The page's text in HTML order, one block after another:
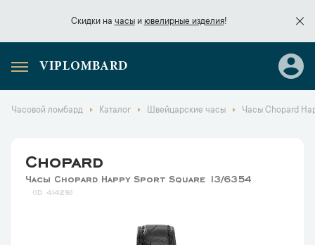
Скидки на часыи ювелирные изделия!
Скидки начасы
VIPLOMBARD
Часовой ломбард Каталог Швейцарские часы Часы Chopard
Chopard
Часы Chopard Happy Sport Square 13/6354
41429